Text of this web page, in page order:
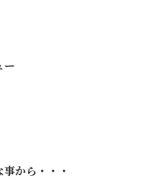
ー
から・・・